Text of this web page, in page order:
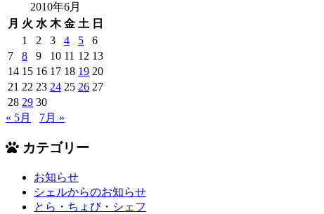
2010年6月
月 火 水 木 金 土 日
1
2 3 4 5
6
7
8 9 10 11 12 13
14 15 16 17 18 19 20
21 22 23 24 25 26 27
28 29 30
« 5月
7月 »
カテゴリー
お知らせ
シェルからのお知らせ
とら・ちょび・シェフ